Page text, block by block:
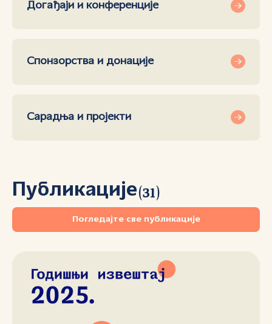
Догађаји и конференције
Спонзорства и донације
Сарадња и пројекти
Публикације(31)
Погледајте све публикације